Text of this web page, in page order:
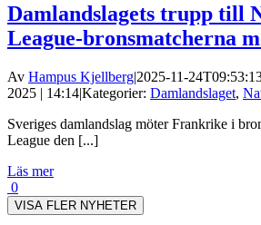
Damlandslagets trupp till
League-bronsmatcherna
Av Hampus Kjellberg|2025-11-
2025 | 14:14|Kategorier: Damlandslaget,
Sveriges damlandslag möter Frankrike i
League den [...]
Läs mer
0
VISA FLER NYHETER